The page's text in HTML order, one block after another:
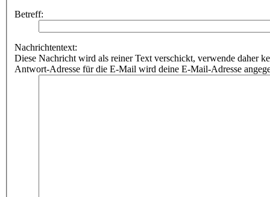
Betreff:
Nachrichtentext:
Diese Nachricht wird als reiner Text verschickt, verwende daher
Antwort-Adresse für die E-Mail wird deine E-Mail-Adresse